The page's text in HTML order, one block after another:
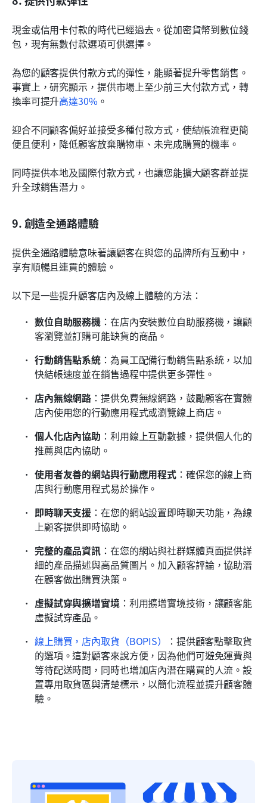
現金或信用卡付款的時代已經過去。從加密貨幣到數位錢
包，現有無數付款選項可供選擇。
為您的顧客提供付款方式的彈性，能顯著提升零售銷售。
事實上，研究顯示，提供市場上至少前三大付款方式，轉
換率可提升高達30% 。
迎合不同顧客偏好並接受多種付款方式，使結帳流程更簡
便且便利，降低顧客放棄購物車、未完成購買的機率。
同時提供本地及國際付款方式，也讓您能擴大顧客群並提
升全球銷售潛力。
9. 創造全通路體驗
提供全通路體驗意味著讓顧客在與您的品牌所有互動中，
享有順暢且連貫的體驗。
以下是一些提升顧客店內及線上體驗的方法：
數位自助服務機 ：在店內安裝數位自助服務機，讓顧
客瀏覽並訂購可能缺貨的商品。
行動銷售點系統 ：為員工配備行動銷售點系統，以加
快結帳速度並在銷售過程中提供更多彈性。
店內無線網路 ：提供免費無線網路，鼓勵顧客在實體
店內使用您的行動應用程式或瀏覽線上商店。
個人化店內協助 ：利用線上互動數據，提供個人化的
推薦與店內協助。
使用者友善的網站與行動應用程式 ：確保您的線上商
店與行動應用程式易於操作。
即時聊天支援 ：在您的網站設置即時聊天功能，為線
上顧客提供即時協助。
完整的產品資訊 ：在您的網站與社群媒體頁面提供詳
細的產品描述與高品質圖片。加入顧客評論，協助潛
在顧客做出購買決策。
虛擬試穿與擴增實境：利用擴增實境技術，讓顧客能
虛擬試穿產品。
線上購買，店內取貨（BOPIS）
：提供顧客點擊取貨
的選項。這對顧客來說方便，因為他們可避免運費與
等待配送時間，同時也增加店內潛在購買的人流。設
置專用取貨區與清楚標示，以簡化流程並提升顧客體
驗。